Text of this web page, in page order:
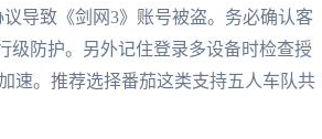
导致《剑网3》账号被盗。务必确认客
级防护。另外记住登录多设备时检查授
速。推荐选择番茄这类支持五人车队共